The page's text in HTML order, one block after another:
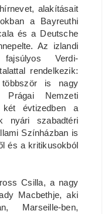
alakításait
a Bayreuthi
és a Deutsche
Az izlandi
Verdi-
rendelkezik:
többször is nagy
Nemzeti
évtizedben a
nyári szabadtéri
Színházban is
és a kritikusokból
Csilla, a nagy
Macbethje, aki
Marseille-ben,